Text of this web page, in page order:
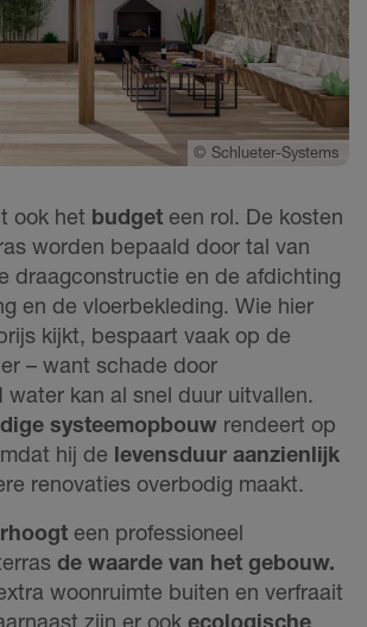
© Schlueter-Systems
ook het budget een rol. De kosten
worden bepaald door tal van
draagconstructie en de afdichting
en de vloerbekleding. Wie hier
kijkt, bespaart vaak op de
– want schade door
water kan al snel duur uitvallen.
systeemopbouw rendeert op
hij de levensduur aanzienlijk
renovaties overbodig maakt.
een professioneel
de waarde van het gebouw.
woonruimte buiten en verfraait
zijn er ook ecologische